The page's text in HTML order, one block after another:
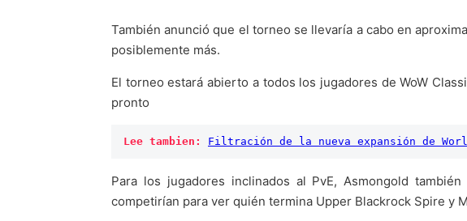
También anunció que el torneo se llevaría a cabo en
posiblemente más.
El torneo estará abierto a todos los jugadores de WoW
pronto
Lee tambien: Filtración de la nueva expansión de
Para los jugadores inclinados al PvE, Asmongold
competirían para ver quién termina Upper Blackrock Spire y